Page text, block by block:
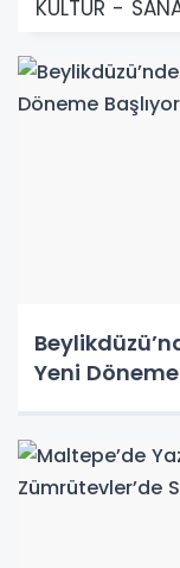
KÜLTÜR -
Yeni